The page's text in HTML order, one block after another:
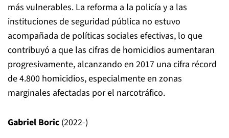
más vulnerables. La reforma a la policía y a las
instituciones de seguridad pública no estuvo
acompañada de políticas sociales efectivas, lo que
contribuyó a que las cifras de homicidios aumentaran
progresivamente, alcanzando en 2017 una cifra récord
de 4.800 homicidios, especialmente en zonas
marginales afectadas por el narcotráfico.
Gabriel Boric (2022-)